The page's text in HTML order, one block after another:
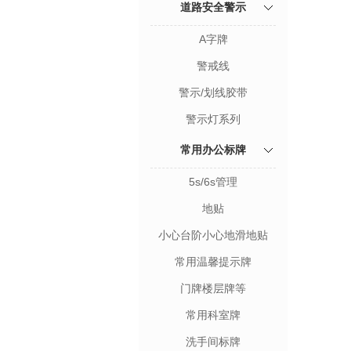
道路安全警示
A字牌
警戒线
警示/划线胶带
警示灯系列
常用办公标牌
5s/6s管理
地贴
小心台阶小心地滑地贴
常用温馨提示牌
门牌楼层牌等
常用科室牌
洗手间标牌